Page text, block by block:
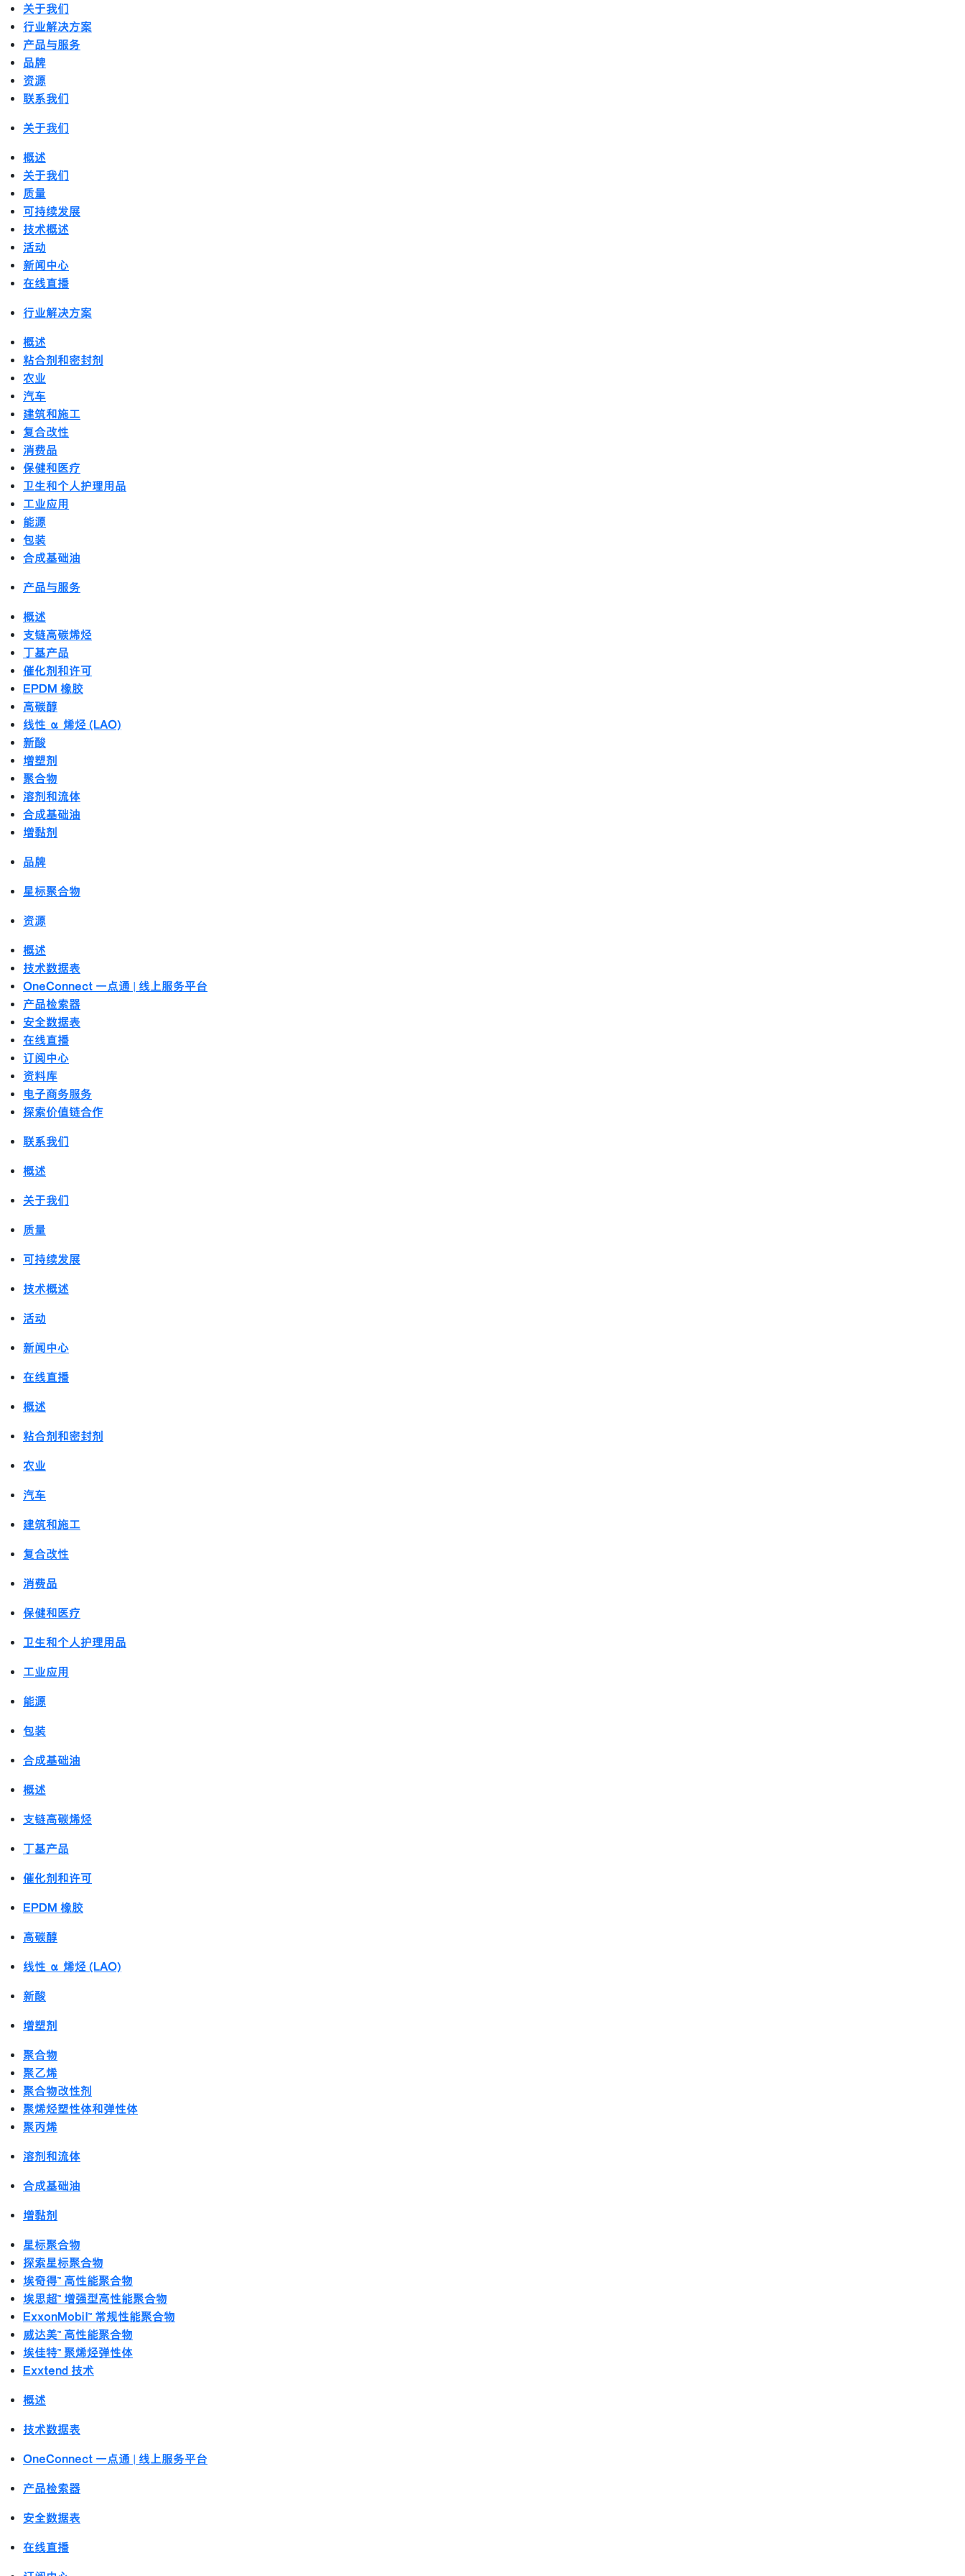
关于我们
行业解决方案
产品与服务
品牌
资源
联系我们
关于我们
概述
关于我们
质量
可持续发展
技术概述
活动
新闻中心
在线直播
行业解决方案
概述
粘合剂和密封剂
农业
汽车
建筑和施工
复合改性
消费品
保健和医疗
卫生和个人护理用品
工业应用
能源
包装
合成基础油
产品与服务
概述
支链高碳烯烃
丁基产品
催化剂和许可
EPDM 橡胶
高碳醇
线性 α 烯烃 (LAO)
新酸
增塑剂
聚合物
溶剂和流体
合成基础油
增黏剂
品牌
星标聚合物
资源
概述
技术数据表
OneConnect 一点通 | 线上服务平台
产品检索器
安全数据表
在线直播
订阅中心
资料库
电子商务服务
探索价值链合作
联系我们
概述
关于我们
质量
可持续发展
技术概述
活动
新闻中心
在线直播
概述
粘合剂和密封剂
农业
汽车
建筑和施工
复合改性
消费品
保健和医疗
卫生和个人护理用品
工业应用
能源
包装
合成基础油
概述
支链高碳烯烃
丁基产品
催化剂和许可
EPDM 橡胶
高碳醇
线性 α 烯烃 (LAO)
新酸
增塑剂
聚合物
聚乙烯
聚合物改性剂
聚烯烃塑性体和弹性体
聚丙烯
溶剂和流体
合成基础油
增黏剂
星标聚合物
探索星标聚合物
埃奇得™ 高性能聚合物
埃思超™ 增强型高性能聚合物
ExxonMobil™ 常规性能聚合物
威达美™ 高性能聚合物
埃佳特™ 聚烯烃弹性体
Exxtend 技术
概述
技术数据表
OneConnect 一点通 | 线上服务平台
产品检索器
安全数据表
在线直播